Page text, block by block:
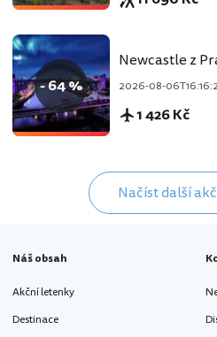
- 64 %
Newcastle z
2026-08-
1 426 Kč
Načíst další
Náš obsah
Akční letenky
Destinace